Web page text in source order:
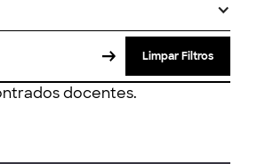
Limpar Filtros
docentes.